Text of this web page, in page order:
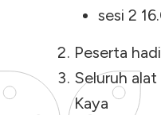
sesi 2
Peserta
Seluruh
Kaya